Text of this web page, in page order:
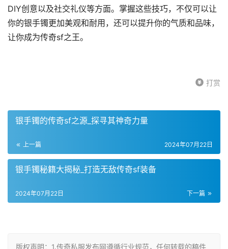
DIY创意以及社交礼仪等方面。掌握这些技巧，不仅可以让
你的银手镯更加美观和耐用，还可以提升你的气质和品味，
让你成为传奇sf之王。
打赏
银手镯的传奇sf之源_探寻其神奇力量
上一篇 2024年07月22日
银手镯秘籍大揭秘_打造无敌传奇sf装备
下一篇
2024年07月22日
版权声明：1.传奇私服发布网遵循行业规范，任何转载的稿件